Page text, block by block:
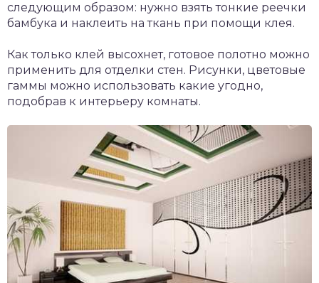
следующим образом: нужно взять тонкие реечки
бамбука и наклеить на ткань при помощи клея.
Как только клей высохнет, готовое полотно можно
применить для отделки стен. Рисунки, цветовые
гаммы можно использовать какие угодно,
подобрав к интерьеру комнаты.